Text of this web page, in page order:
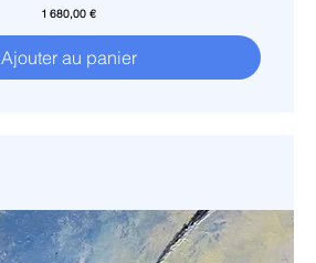
Prix
1 680,00 €
Ajouter au panier